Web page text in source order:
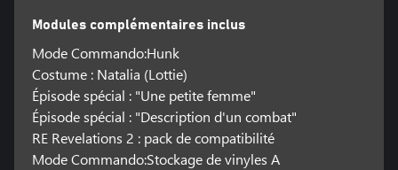
Modules complémentaires inclus
Mode Commando:Hunk
Costume : Natalia (Lottie)
Épisode spécial : "Une petite femme"
Épisode spécial : "Description d'un combat"
RE Revelations 2 : pack de compatibilité
Mode Commando:Stockage de vinyles A